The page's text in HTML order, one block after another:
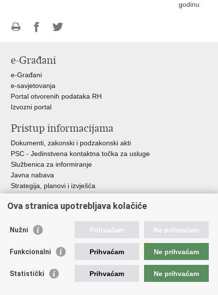
godinu
FacebookuTwitteru
e-Građani
e-Građani
e-savjetovanja
Portal otvorenih podataka RH
Izvozni portal
Pristup informacijama
Dokumenti, zakonski i podzakonski akti
PSC - Jedinstvena kontaktna točka za usluge
Službenica za informiranje
Javna nabava
Strategija, planovi i izvješća
Korisne poveznice
Vlada RH
ASOO
Ova stranica upotrebljava kolačiće
Nužni Prihvaćam Ne prihvaćam
Funkcionalni Prihvaćam Ne prihvaćam
Statistički Prihvaćam Ne prihvaćam